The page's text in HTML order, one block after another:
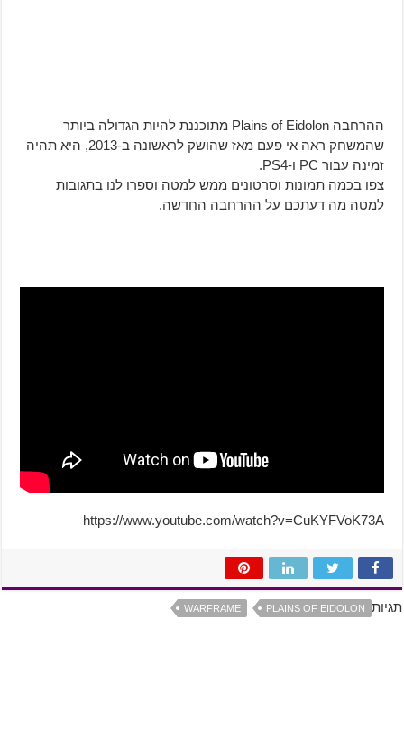
ההרחבה Plains of Eidolon מתוכננת להיות הגדולה ביותר
שהמשחק ראה אי פעם מאז שהושק לראשונה ב-2013, היא תהיה
זמינה עבור PC ו-PS4.
צפו בכמה תמונות וסרטונים ממש למטה וספרו לנו בתגובות
למטה מה דעתכם על ההרחבה החדשה.
https://www.youtube.com/watch?v=CuKYFVoK73A
תגיות PLAINS OF EIDOLON
WARFRAME